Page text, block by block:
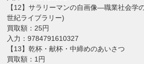
【12】サラリーマンの自画像―職業社会学
世紀ライブラリー)
買取額：25円
入力：9784791610327
【13】乾杯・献杯・中締めのあいさつ
買取額：1円